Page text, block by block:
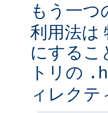
もう一つ
利用法は
にするこ
トリの
ィレク